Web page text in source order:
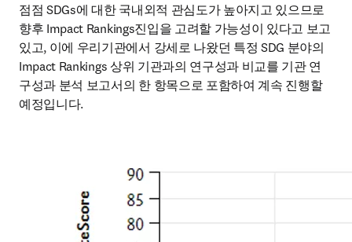
점점 SDGs에 대한 국내외적 관심도가 높아지고 있으므로
향후 Impact Rankings진입을 고려할 가능성이 있다고 보고
있고, 이에 우리기관에서 강세로 나왔던 특정 SDG 분야의
Impact Rankings 상위 기관과의 연구성과 비교를 기관 연
구성과 분석 보고서의 한 항목으로 포함하여 계속 진행할
예정입니다.